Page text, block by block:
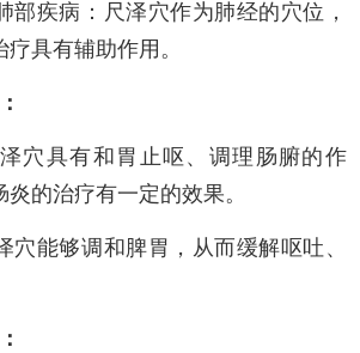
部疾病：尺泽穴作为肺经的穴位，
具有辅助作用。
穴具有和胃止呕、调理肠腑的作
的治疗有一定的效果。
穴能够调和脾胃，从而缓解呕吐、